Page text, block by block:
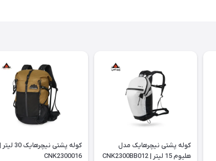
کوله پشتی نیچرهایک مدل
هلیوم 15 لیتر | CNK2300BB012
کوله پشتی نیچرهایک 30 لیتر |
CNK2300016